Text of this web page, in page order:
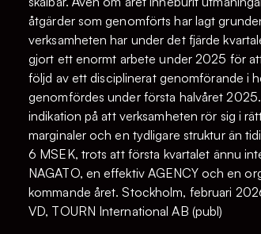
åtgärder som genomförts har lagt
verksamheten har under det fjärde
gjort ett enormt arbete under 2025 för
följd av ett disciplinerat genomförande i
genomfördes under första halvåret
indikation på att verksamheten rör sig i
marginaler och en tydligare struktur än
6 MSEK, trots att första kvartalet ännu
NAGATO, en effektiv AGENCY och en
kommande året. Stockholm, februari
VD, TOURN International AB (publ)